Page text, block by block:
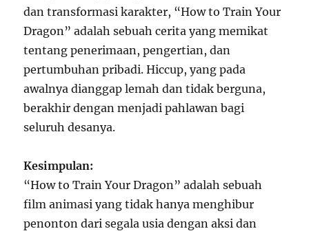
dan transformasi karakter, “How to Train Your
Dragon” adalah sebuah cerita yang memikat
tentang penerimaan, pengertian, dan
pertumbuhan pribadi. Hiccup, yang pada
awalnya dianggap lemah dan tidak berguna,
berakhir dengan menjadi pahlawan bagi
seluruh desanya.
Kesimpulan:
“How to Train Your Dragon” adalah sebuah
film animasi yang tidak hanya menghibur
penonton dari segala usia dengan aksi dan